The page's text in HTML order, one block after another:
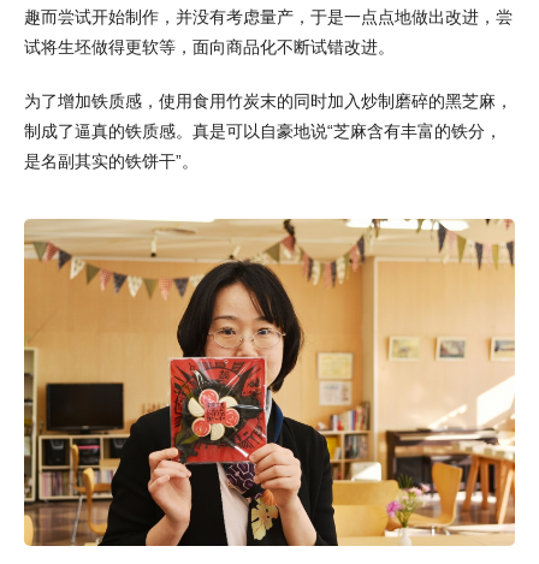
趣而尝试开始制作，并没有考虑量产，于是一点点地做出改进，尝
试将生坯做得更软等，面向商品化不断试错改进。
为了增加铁质感，使用食用竹炭末的同时加入炒制磨碎的黑芝麻，
制成了逼真的铁质感。真是可以自豪地说“芝麻含有丰富的铁分，
是名副其实的铁饼干”。